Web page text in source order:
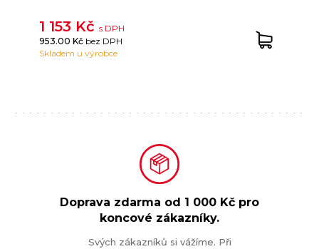
1 153 Kčs DPH
953.00 Kč bez DPH
Skladem u výrobce
Doprava zdarma od 1 000 Kč pro
koncové zákazníky.
Svých zákazníků si vážíme. Při